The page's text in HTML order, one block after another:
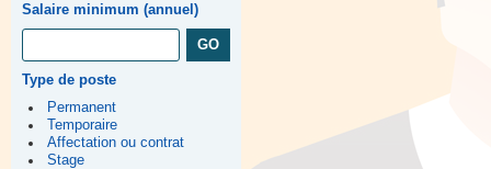
Salaire minimum (annuel)
Type de poste
Permanent
Temporaire
Affectation ou contrat
Stage